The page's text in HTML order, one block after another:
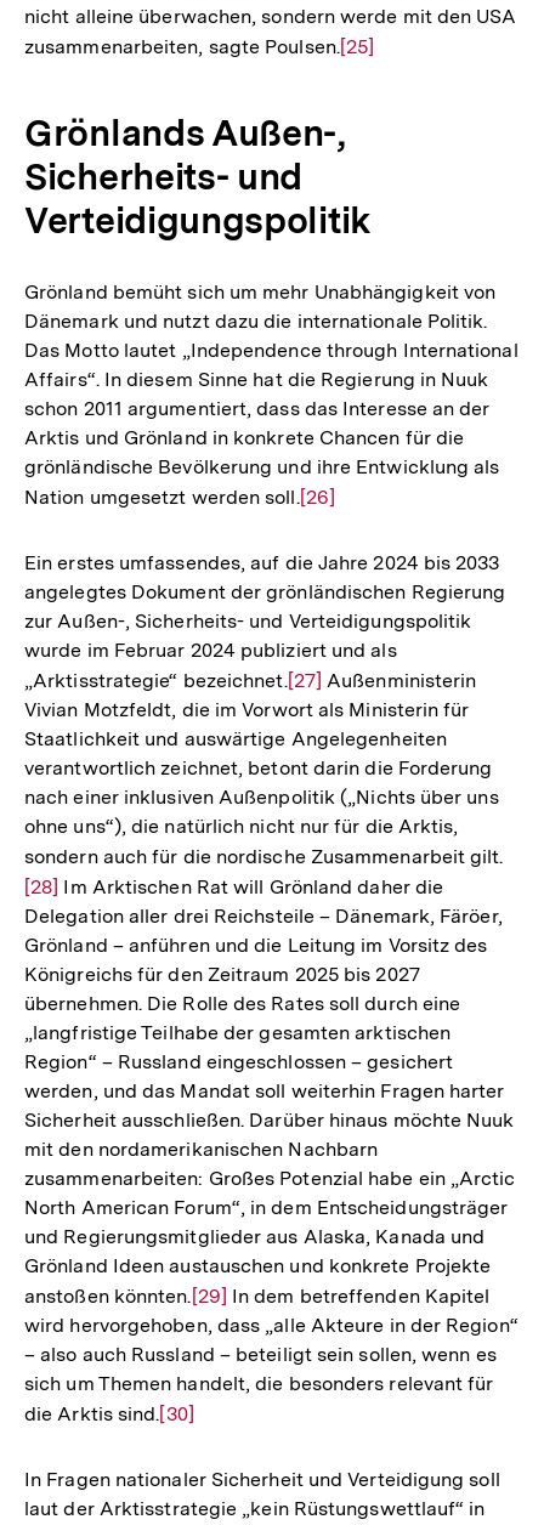
nicht alleine überwachen, sondern werde mit den USA
zusammenarbeiten, sagte Poulsen.Zur
Fußnote
[25]
Grönlands Außen-,
Sicherheits- und
Verteidigungspolitik
Grönland bemüht sich um mehr Unabhängigkeit von
Dänemark und nutzt dazu die internationale Politik.
Das Motto lautet „Independence through International
Affairs“. In diesem Sinne hat die Regierung in Nuuk
schon 2011 argumentiert, dass das Interesse an der
Arktis und Grönland in konkrete Chancen für die
grönländische Bevölkerung und ihre Entwicklung als
Nation umgesetzt werden soll.Zur
der
Fußnote
[26]
Ein erstes umfassendes, auf die Jahre 2024 bis 2033
angelegtes Dokument der grönländischen Regierung
zur Außen-, Sicherheits- und Verteidigungspolitik
wurde im Februar 2024 publiziert und als
„Arktisstrategie“ bezeichnet.Zur
Auflösung
der
Fußnote
[27] Außenministerin
Vivian Motzfeldt, die im Vorwort als Ministerin für
Staatlichkeit und auswärtige Angelegenheiten
verantwortlich zeichnet, betont darin die Forderung
nach einer inklusiven Außenpolitik („Nichts über uns
ohne uns“), die natürlich nicht nur für die Arktis,
sondern auch für die nordische Zusammenarbeit gilt.
[28] Im Arktischen Rat will Grönland daher die
Delegation aller drei Reichsteile – Dänemark, Färöer,
Grönland – anführen und die Leitung im Vorsitz des
Königreichs für den Zeitraum 2025 bis 2027
übernehmen. Die Rolle des Rates soll durch eine
„langfristige Teilhabe der gesamten arktischen
Region“ – Russland eingeschlossen – gesichert
werden, und das Mandat soll weiterhin Fragen harter
Sicherheit ausschließen. Darüber hinaus möchte Nuuk
mit den nordamerikanischen Nachbarn
zusammenarbeiten: Großes Potenzial habe ein „Arctic
North American Forum“, in dem Entscheidungsträger
und Regierungsmitglieder aus Alaska, Kanada und
Grönland Ideen austauschen und konkrete Projekte
anstoßen könnten.Zur
Auflösung
der
Fußnote
[29] In dem betreffenden Kapitel
wird hervorgehoben, dass „alle Akteure in der Region“
– also auch Russland – beteiligt sein sollen, wenn es
sich um Themen handelt, die besonders relevant für
die Arktis sind.Zur
der
Fußnote
[30]
In Fragen nationaler Sicherheit und Verteidigung soll
laut der Arktisstrategie „kein Rüstungswettlauf“ in